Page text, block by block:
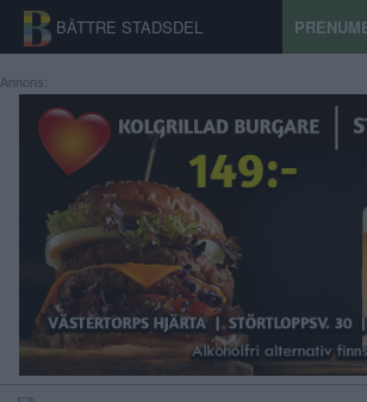
BÄTTRE STADSDEL
START
STADSDEL
PRENUMERATION
SPORT
ÅSIKTER
Annons: